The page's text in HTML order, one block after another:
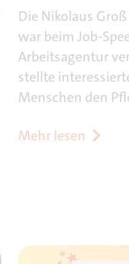
Die Nikolaus
war beim Job-
Arbeitsagentur
stellte
Menschen den
Mehr lesen